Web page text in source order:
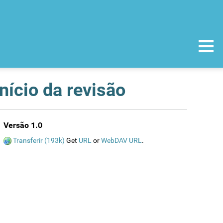
da revisão
Versão 1.0
Transferir (193k) Get URL orWebDAV URL .